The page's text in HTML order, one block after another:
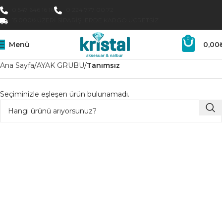
Menü
0
0,00
Ana Sayfa AYAK GRUBU Tanımsız
Seçiminizle eşleşen ürün bulunamadı.